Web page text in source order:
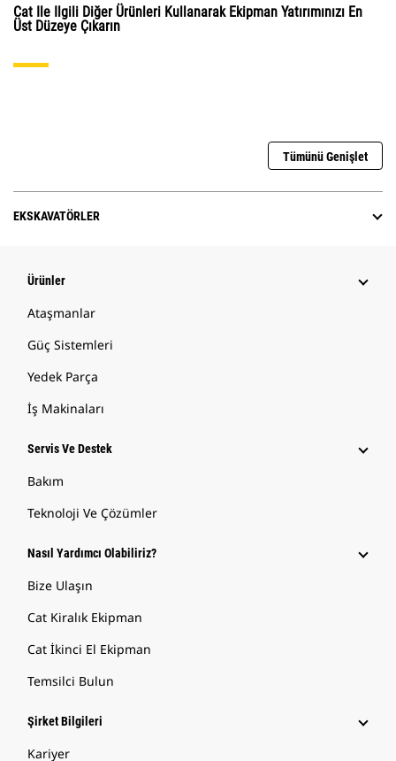
Cat Ile Ilgili Diğer Ürünleri Kullanarak Ekipman Yatırımınızı En
Üst Düzeye Çıkarın
Tümünü Genişlet
EKSKAVATÖRLER
Ürünler
Ataşmanlar
Güç Sistemleri
Yedek Parça
İş Makinaları
Servis Ve Destek
Bakım
Teknoloji Ve Çözümler
Nasıl Yardımcı Olabiliriz?
Bize Ulaşın
Cat Kiralık Ekipman
Cat İkinci El Ekipman
Temsilci Bulun
Şirket Bilgileri
Kariyer